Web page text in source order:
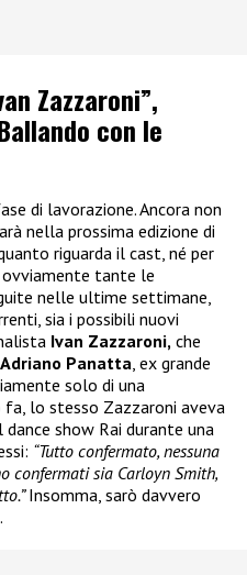
Zazzaroni”,
con le
di lavorazione. Ancora non
nella prossima edizione di
riguarda il cast, né per
ovviamente tante le
nelle ultime settimane,
sia i possibili nuovi
Ivan Zazzaroni, che
Adriano Panatta, ex grande
solo di una
lo stesso Zazzaroni aveva
show Rai durante una
“Tutto confermato, nessuna
confermati sia Carloyn Smith,
Insomma, sarò davvero